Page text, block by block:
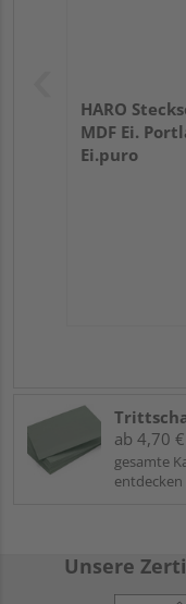
HARO
MDF Ei.
Ei.puro
ab 4,70
gesamte
entdecken
Unsere